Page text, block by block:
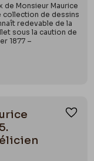
de Monsieur Maurice
collection de dessins
redevable de la
sous la caution de
1877 –